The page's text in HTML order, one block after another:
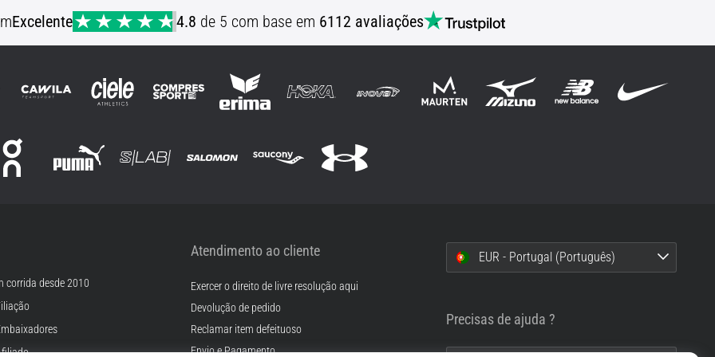
Excelente 4.8 de 5 com base em 6112 avaliações
corrida desde 2010
Atendimento ao cliente
Exercer o direito de livre resolução aqui
Devolução de pedido
Reclamar item defeituoso
Envio e Pagamento
EUR - Portugal (Português)
Precisas de ajuda ?